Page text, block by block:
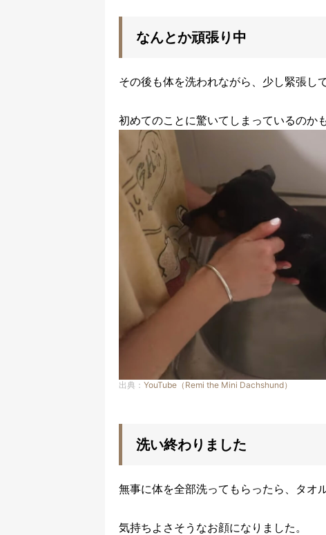
なんとか頑張り中
その後も体を洗われながら、少し緊張し
初めてのことに驚いてしまっているのか
出典： YouTube（Remi the Mini Dachshund）
洗い終わりました
無事に体を全部洗ってもらったら、タオ
気持ちよさそうなお顔になりました。